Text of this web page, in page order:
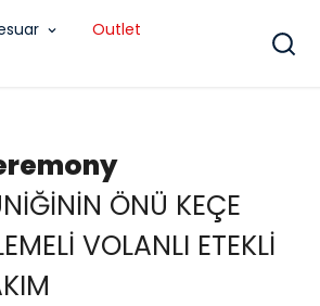
Outlet
ÖNÜ KEÇE
VOLANLI ETEKLİ